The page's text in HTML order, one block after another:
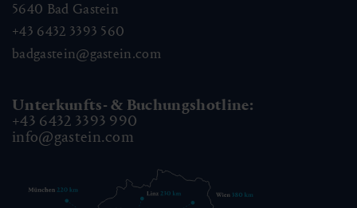
5640 Bad Gastein
+43 6432 3393 560
badgastein@gastein.com
Unterkunfts- & Buchungshotline:
+43 6432 3393 990
info@gastein.com